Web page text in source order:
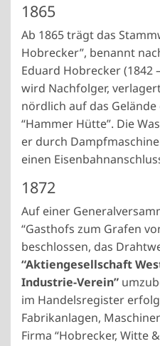
1865
Ab 1865 trägt das
Hobrecker”, benannt
Eduard Hobrecker (1842
wird Nachfolger,
nördlich auf das
“Hammer Hütte”. Die
er durch
einen
1872
Auf einer
“Gasthofs zum Grafen
beschlossen, das
“Aktiengesellschaft
Industrie-Verein”
im Handelsregister
Fabrikanlagen,
Firma “Hobrecker, Witte